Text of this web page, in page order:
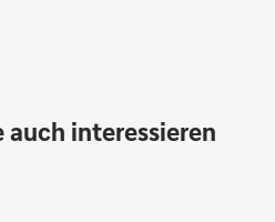
auch interessieren